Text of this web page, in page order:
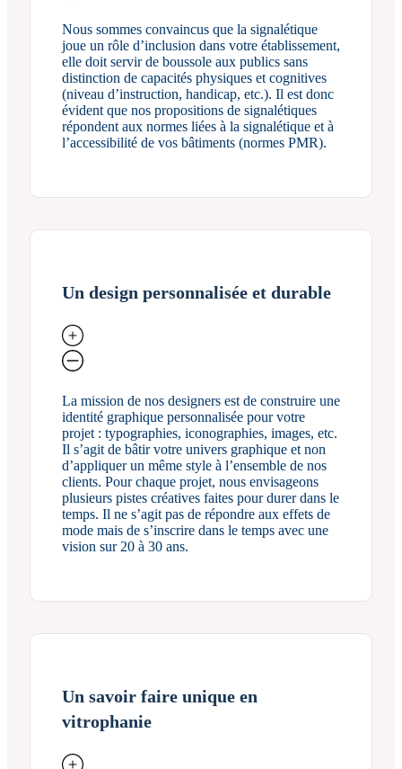
Nous sommes convaincus que la signalétique
joue un rôle d’inclusion dans votre établissement,
elle doit servir de boussole aux publics sans
distinction de capacités physiques et cognitives
(niveau d’instruction, handicap, etc.). Il est donc
évident que nos propositions de signalétiques
répondent aux normes liées à la signalétique et à
l’accessibilité de vos bâtiments (normes PMR).
Un design personnalisée et durable
La mission de nos designers est de construire une
identité graphique personnalisée pour votre
projet : typographies, iconographies, images, etc.
Il s’agit de bâtir votre univers graphique et non
d’appliquer un même style à l’ensemble de nos
clients. Pour chaque projet, nous envisageons
plusieurs pistes créatives faites pour durer dans le
temps. Il ne s’agit pas de répondre aux effets de
mode mais de s’inscrire dans le temps avec une
vision sur 20 à 30 ans.
Un savoir faire unique en
vitrophanie